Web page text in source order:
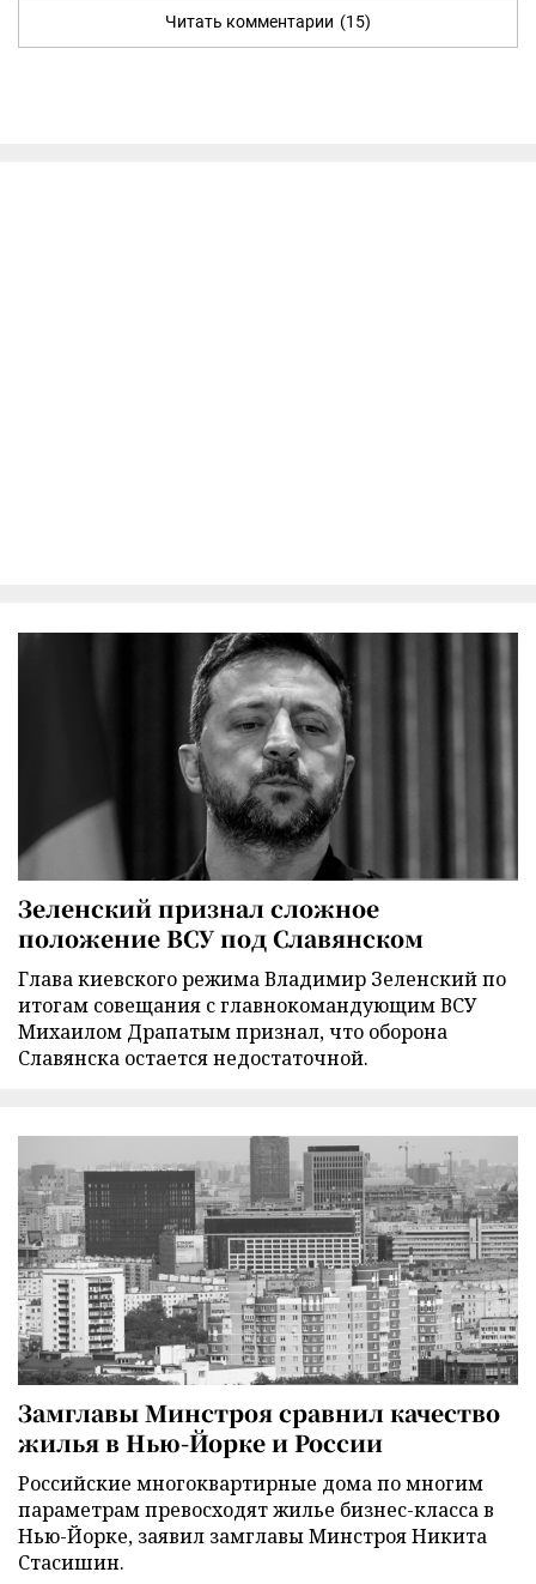
Читать комментарии (15)
Зеленский признал сложное
положение ВСУ под Славянском
Глава киевского режима Владимир Зеленский по
итогам совещания с главнокомандующим ВСУ
Михаилом Драпатым признал, что оборона
Славянска остается недостаточной.
Замглавы Минстроя сравнил качество
жилья в Нью-Йорке и России
Российские многоквартирные дома по многим
параметрам превосходят жилье бизнес-класса в
Нью-Йорке, заявил замглавы Минстроя Никита
Стасишин.